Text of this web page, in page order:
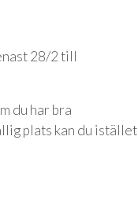
28/2 till
du har bra
plats kan du istället